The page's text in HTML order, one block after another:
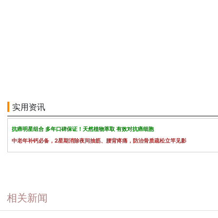
实用资讯
抗癌明星组合 多年口碑保证！天然植物萃取 有效对抗癌细胞
中老年补钙必备，2星期消除夜间抽筋、腰背疼痛，防治骨质疏松立竿见影
相关新闻